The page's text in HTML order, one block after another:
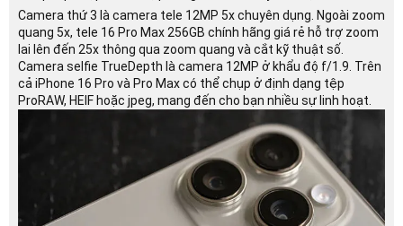
Camera thứ 3 là camera tele 12MP 5x chuyên dụng. Ngoài zoom
quang 5x, tele 16 Pro Max 256GB chính hãng giá rẻ hỗ trợ zoom
lai lên đến 25x thông qua zoom quang và cắt kỹ thuật số.
Camera selfie TrueDepth là camera 12MP ở khẩu độ f/1.9. Trên
cả iPhone 16 Pro và Pro Max có thể chụp ở định dạng tệp
ProRAW, HEIF hoặc jpeg, mang đến cho bạn nhiều sự linh hoạt.